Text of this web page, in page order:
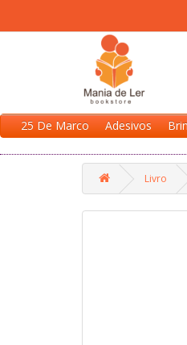
25 De Marco Adesivos
Livro